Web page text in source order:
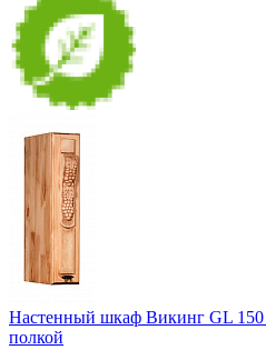
Настенный шкаф Викинг GL 150
полкой